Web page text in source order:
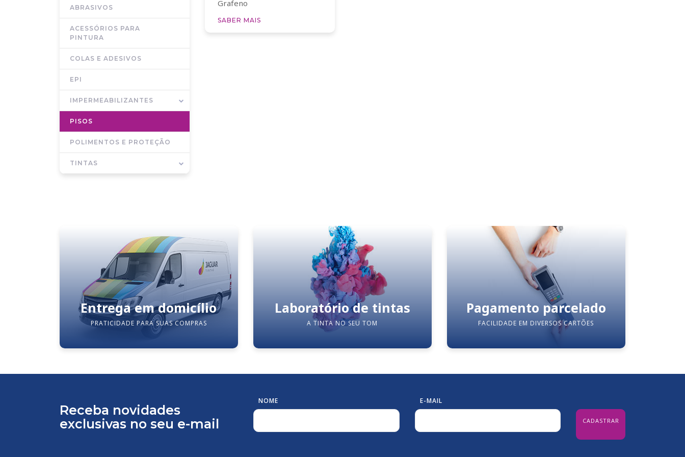
Grafeno
SABER MAIS
ABRASIVOS
ACESSÓRIOS PARA
PINTURA
COLAS E ADESIVOS
EPI
IMPERMEABILIZANTES
PISOS
POLIMENTOS E PROTEÇÃO
TINTAS
Entrega em domicílio
PRATICIDADE PARA SUAS COMPRAS
Laboratório de tintas
A TINTA NO SEU TOM
Pagamento parcelado
FACILIDADE EM DIVERSOS CARTÕES
Receba novidades
exclusivas no seu e-mail
NOME E-MAIL